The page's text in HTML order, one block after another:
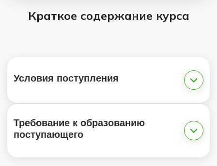
Краткое содержание курса
Условия поступления
Требование к образованию
поступающего